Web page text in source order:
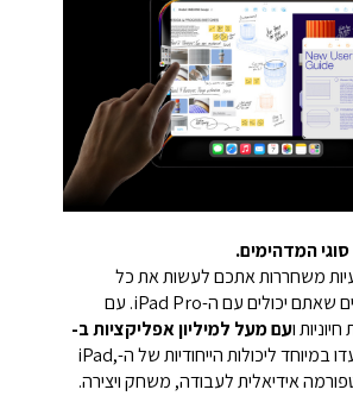
המדהימים.
משחררות אתכם לעשות את כל
הדברים המדהימים שאתם יכולים עם ה-iPad Pro. עם
ועם מעל למיליון אפליקציות ב-
שנועדו במיוחד ליכולות הייחודיות של ה-iPad,